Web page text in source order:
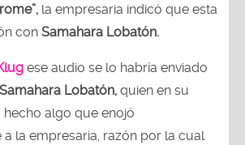
la empresaria indicó que esta
con Samahara Lobatón.
ese audio se lo habría enviado
Samahara Lobatón, quien en su
algo que enojó
la empresaria, razón por la cual